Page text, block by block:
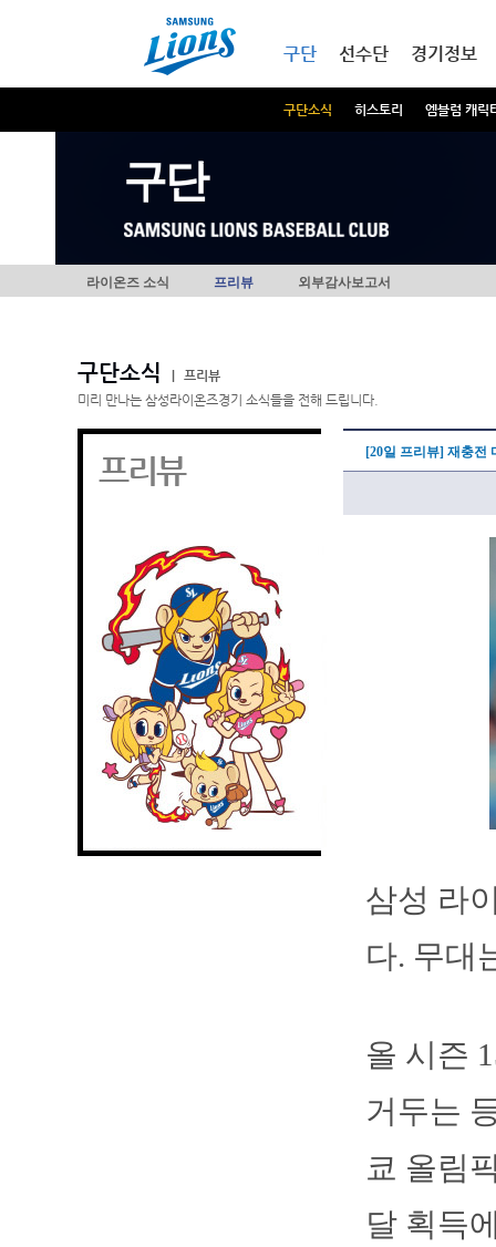
구단
구단소식 히스토리 엠블럼 캐릭
선수단 경기정보
구단
라이온즈 소식 프리뷰 외부감사보고서
구단소식
프리뷰
미리 만나는 삼성라이온즈경기 소식들을 전해 드립니다.
프리뷰 [20일 프리뷰] 재충전
삼성 라
다. 무대
올 시즌
거두는
쿄 올림
달 획득